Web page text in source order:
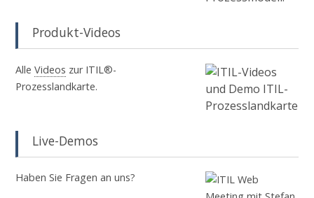
Produkt-Videos
AlleVideos zur ITIL®-
Prozesslandkarte.
Live-Demos
Haben Sie Fragen an uns?